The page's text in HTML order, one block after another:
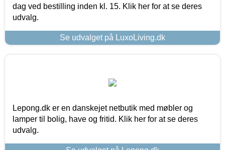
dag ved bestilling inden kl. 15. Klik her for at se deres
udvalg.
Se udvalget på LuxoLiving.dk
Lepong.dk er en danskejet netbutik med møbler og
lamper til bolig, have og fritid. Klik her for at se deres
udvalg.